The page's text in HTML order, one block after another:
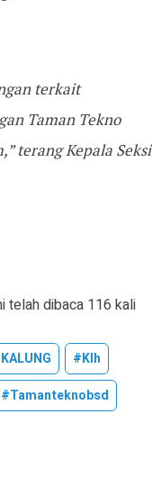
terkait
Taman Tekno
terang Kepala Seksi
telah dibaca 116 kali
#klh
#tamanteknobsd